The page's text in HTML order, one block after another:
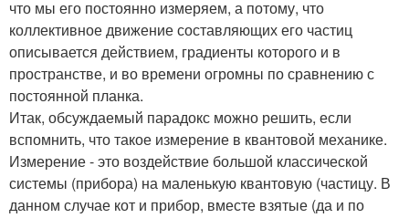
что мы его постоянно измеряем, а потому, что
коллективное движение составляющих его частиц
описывается действием, градиенты которого и в
пространстве, и во времени огромны по сравнению с
постоянной планка.
Итак, обсуждаемый парадокс можно решить, если
вспомнить, что такое измерение в квантовой механике.
Измерение - это воздействие большой классической
системы (прибора) на маленькую квантовую (частицу. В
данном случае кот и прибор, вместе взятые (да и по